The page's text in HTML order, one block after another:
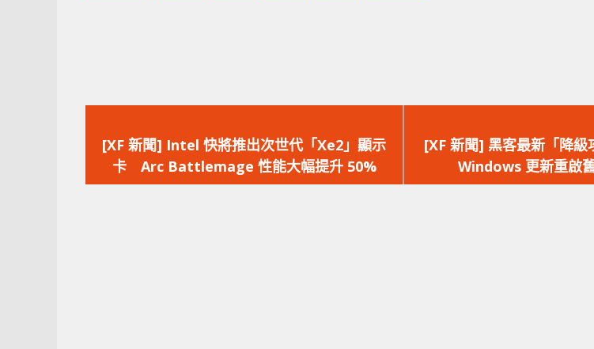
一
篇
文
[XF 新聞] Intel 快將推出次世代「Xe2」顯示
卡 Arc Battlemage 性能大幅提升 50%
一
篇
文
[XF 新聞] 黑客最新「降
Windows 更新重啟